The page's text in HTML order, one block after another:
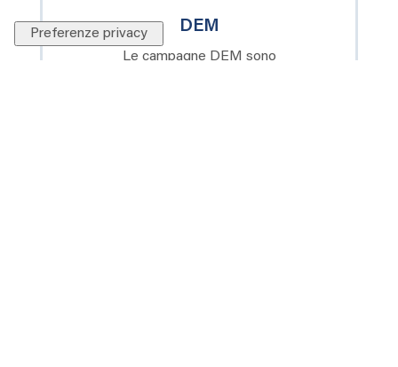
DEM
Le campagne DEM sono